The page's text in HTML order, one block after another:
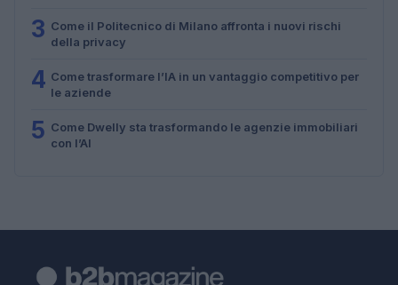
3 Come il Politecnico di Milano affronta i nuovi rischi
della privacy
4 Come trasformare l’IA in un vantaggio competitivo per
le aziende
5 Come Dwelly sta trasformando le agenzie immobiliari
con l’AI